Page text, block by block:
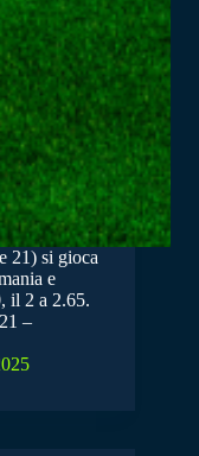
21) si gioca
e
il 2 a 2.65.
–